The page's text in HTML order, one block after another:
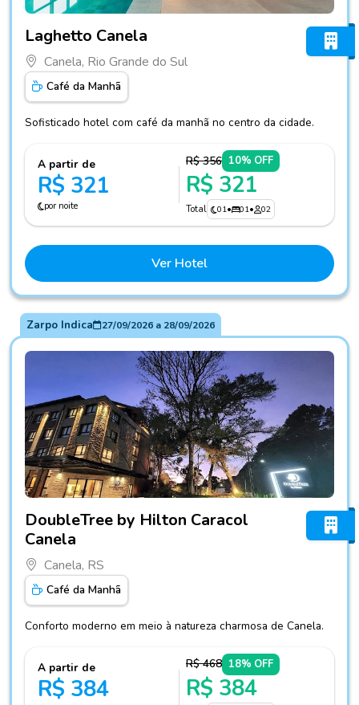
Laghetto Canela
Canela, Rio Grande do Sul
Café da Manhã
Sofisticado hotel com café da manhã no centro da cidade.
A partir de
R$ 321
por noite
R$ 356 10% OFF
R$ 321
Total 01• 01• 02
Ver Hotel
Zarpo Indica 27/09/2026a 28/09/2026
Fotos do hotel DoubleTree by Hilton Caracol Canela
DoubleTree by Hilton Caracol
Canela
Canela, RS
Café da Manhã
Conforto moderno em meio à natureza charmosa de Canela.
A partir de
R$ 384
R$ 468 18% OFF
R$ 384